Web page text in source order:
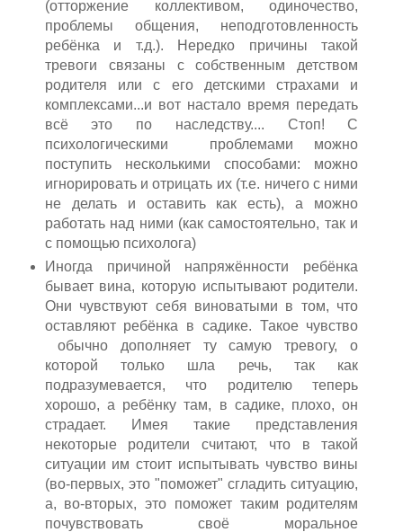
(отторжение коллективом, одиночество,
проблемы общения, неподготовленность
ребёнка и т.д.). Нередко причины такой
тревоги связаны с собственным детством
родителя или с его детскими страхами и
комплексами...и вот настало время передать
всё это по наследству.... Стоп! С
психологическими проблемами можно
поступить несколькими способами: можно
игнорировать и отрицать их (т.е. ничего с ними
не делать и оставить как есть), а можно
работать над ними (как самостоятельно, так и
с помощью психолога)
Иногда причиной напряжённости ребёнка
бывает вина, которую испытывают родители.
Они чувствуют себя виноватыми в том, что
оставляют ребёнка в садике. Такое чувство
обычно дополняет ту самую тревогу, о
которой только шла речь, так как
подразумевается, что родителю теперь
хорошо, а ребёнку там, в садике, плохо, он
страдает. Имея такие представления
некоторые родители считают, что в такой
ситуации им стоит испытывать чувство вины
(во-первых, это "поможет" сгладить ситуацию,
а, во-вторых, это поможет таким родителям
почувствовать своё моральное